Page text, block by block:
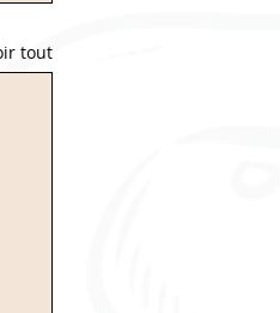
tout